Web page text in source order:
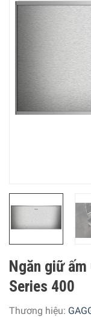
Ngăn giữ
Series 400
Thương hiệu: